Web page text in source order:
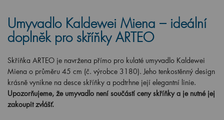
Umyvadlo Kaldewei Miena – ideální
doplněk pro skříňky ARTEO
Skříňka ARTEO je navržena přímo pro kulaté umyvadlo Kaldewei
Miena o průměru 45 cm (č. výrobce 3180). Jeho tenkostěnný design
krásně vynikne na desce skříňky a podtrhne její elegantní linie.
Upozorňujeme, že umyvadlo není součástí ceny skříňky a je nutné jej
zakoupit zvlášť.